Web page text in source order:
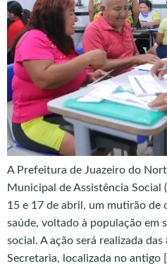
A Prefeitura de Juazeiro do
Municipal de Assistência Social
15 e 17 de abril, um mutirão de
saúde, voltado à população em
social. A ação será realizada das
Secretaria, localizada no antigo